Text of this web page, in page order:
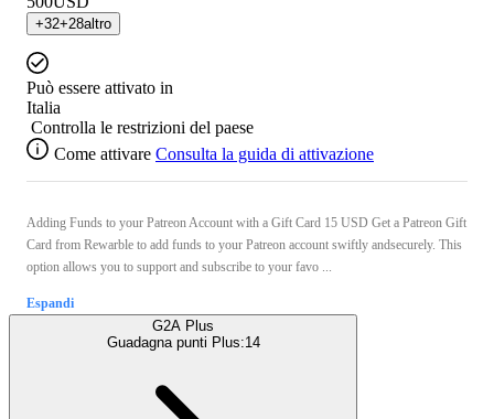
+32+28altro
Può essere attivato in
Italia
Controlla le restrizioni del paese
Come attivare Consulta la guida di attivazione
Adding Funds to your Patreon Account with a Gift Card 15 USD Get a Patreon Gift
Card from Rewarble to add funds to your Patreon account swiftly andsecurely. This
option allows you to support and subscribe to your favo ...
Espandi
G2A Plus
Guadagna punti Plus:14